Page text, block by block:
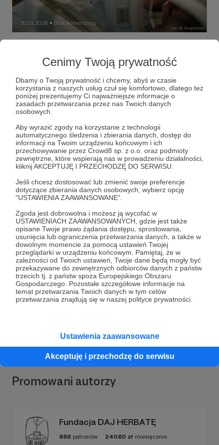
Cenimy Twoją prywatność
Dbamy o Twoją prywatność i chcemy, abyś w czasie
korzystania z naszych usług czuł się komfortowo, dlatego też
poniżej prezentujemy Ci najważniejsze informacje o
zasadach przetwarzania przez nas Twoich danych
osobowych.
Aby wyrazić zgody na korzystanie z technologii
automatycznego śledzenia i zbierania danych, dostęp do
informacji na Twoim urządzeniu końcowym i ich
przechowywanie przez Crowd8 sp. z o.o. oraz podmioty
zewnętrzne, które wspierają nas w prowadzeniu działalności,
kliknij AKCEPTUJĘ I PRZECHODZĘ DO SERWISU.
Jeśli chcesz dostosować lub zmienić swoje preferencje
dotyczące zbierania danych osobowych, wybierz opcję
"USTAWIENIA ZAAWANSOWANE".
Zgoda jest dobrowolna i możesz ją wycofać w
USTAWIENIACH ZAAWANSOWANYCH, gdzie jest także
opisane Twoje prawo żądania dostępu, sprostowania,
usunięcia lub ograniczenia przetwarzania danych, a także w
dowolnym momencie za pomocą ustawień Twojej
przeglądarki w urządzeniu końcowym. Pamiętaj, że w
zależności od Twoich ustawień, Twoje dane będą mogły być
przekazywane do zewnętrznych odbiorców danych z państw
trzecich tj. z państw spoza Europejskiego Obszaru
Gospodarczego. Pozostałe szczegółowe informacje na
temat przetwarzania Twoich danych w tym celów
przetwarzania znajdują się w naszej polityce prywatności.
Ustawienia zaawansowane
Akceptuję i przechodzę do serwisu
20.01.2026 ● Brak komentarzy
lekarzy
W wielu miejscowościach dostawy energii elektrycznej są
medycznych, ale także miejsc, w których mieszkają sami
lekarze. W rezultacie wszystkie urządzenia elektroniczne
— w tym telefony komórkowe, laptopy i tablety —
rozładowują się, a korzystanie z grzejników oraz
utrzymanie łączności staje się niemożliwe.
#polskamisjamedyczna
#ukraina #klinikimobilne #pomocmedyczna
#zimawukrainie
Dołącz do grona Patronów!
Wesprzyj działalność AutoraMisja: Ukraina | Polska
Misja Medycznajuż teraz!
Promowani autorzy
Fundacja DAJ HERBATĘ
688 patronów 24080 zł miesięcznie